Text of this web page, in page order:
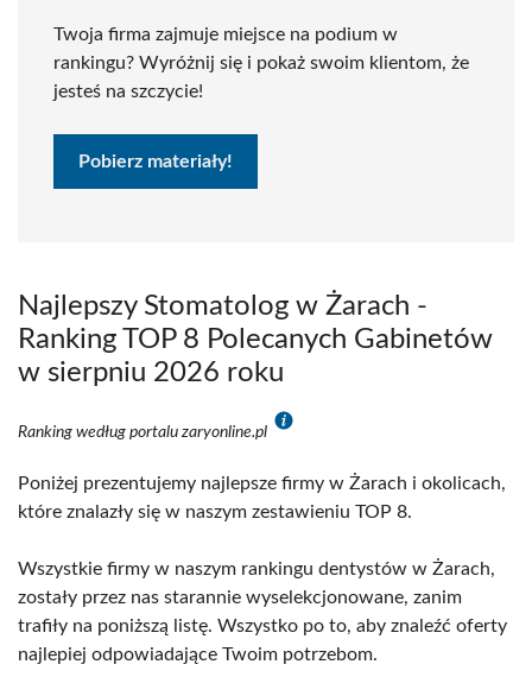
Twoja firma zajmuje miejsce na podium w
rankingu? Wyróżnij się i pokaż swoim klientom, że
jesteś na szczycie!
Pobierz materiały!
Najlepszy Stomatolog w Żarach -
Ranking TOP 8 Polecanych Gabinetów
w sierpniu 2026 roku
Ranking według portalu zaryonline.pl
Poniżej prezentujemy najlepsze firmy w Żarach i okolicach,
które znalazły się w naszym zestawieniu TOP 8.
Wszystkie firmy w naszym rankingu dentystów w Żarach,
zostały przez nas starannie wyselekcjonowane, zanim
trafiły na poniższą listę. Wszystko po to, aby znaleźć oferty
najlepiej odpowiadające Twoim potrzebom.